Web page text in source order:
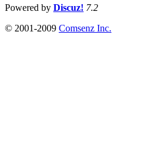
Powered by Discuz! 7.2
© 2001-2009 Comsenz Inc.